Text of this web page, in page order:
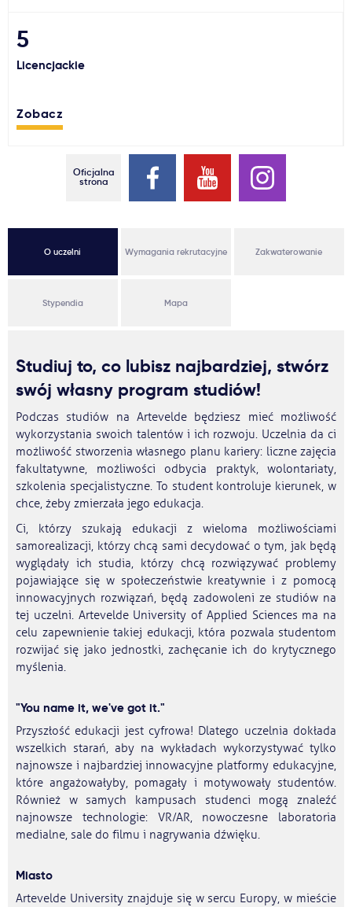
Usługi
Dlaczego Kastu?
Aktualności
5
Licencjackie
Zobacz
Oficjalna
strona
O uczelni Wymagania rekrutacyjne Zakwaterowanie
Stypendia Mapa
Studiuj to, co lubisz najbardziej, stwórz
swój własny program studiów!
Podczas studiów na Artevelde będziesz mieć możliwość
wykorzystania swoich talentów i ich rozwoju. Uczelnia da ci
możliwość stworzenia własnego planu kariery: liczne zajęcia
fakultatywne, możliwości odbycia praktyk, wolontariaty,
szkolenia specjalistyczne. To student kontroluje kierunek, w
chce, żeby zmierzała jego edukacja.
Ci, którzy szukają edukacji z wieloma możliwościami
samorealizacji, którzy chcą sami decydować o tym, jak będą
wyglądały ich studia, którzy chcą rozwiązywać problemy
pojawiające się w społeczeństwie kreatywnie i z pomocą
innowacyjnych rozwiązań, będą zadowoleni ze studiów na
tej uczelni. Artevelde University of Applied Sciences ma na
celu zapewnienie takiej edukacji, która pozwala studentom
rozwijać się jako jednostki, zachęcanie ich do krytycznego
myślenia.
"You name it, we've got it."
Przyszłość edukacji jest cyfrowa! Dlatego uczelnia dokłada
wszelkich starań, aby na wykładach wykorzystywać tylko
najnowsze i najbardziej innowacyjne platformy edukacyjne,
które angażowałyby, pomagały i motywowały studentów.
Również w samych kampusach studenci mogą znaleźć
najnowsze technologie: VR/AR, nowoczesne laboratoria
medialne, sale do filmu i nagrywania dźwięku.
Miasto
Artevelde University znajduje się w sercu Europy, w mieście